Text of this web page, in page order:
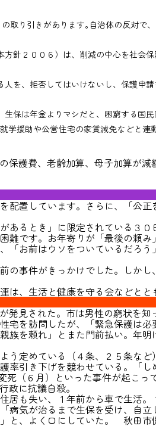
り引きがあります｡自治体の反対
針２００６）は、削減の中心を社会
を、拒否してはいけないし、保護申
保は年金よりマシだと、困窮する国
援助や公営住宅の家賃減免などと
護費、老齢加算、母子加算が
置しています。さらに、「公
るとき」に限定されている３０
です。お年寄りが「最後の頼
お前はウソをついているだろ
事件がきっかけでした。しか
、生活と健康を守る会などとと
見された。市は男性の窮状を知
を訪問したが、「緊急保護は
を頼れ」とまた門前払い。年
定めている（４条、２５条など
引き下げを競わせている。「
（６月）といった事件が起こっ
に抗議自殺。
も失い、１年前から車で生活
気が治るまで生保を受け、自
と、よく口にしていた。 秋田市